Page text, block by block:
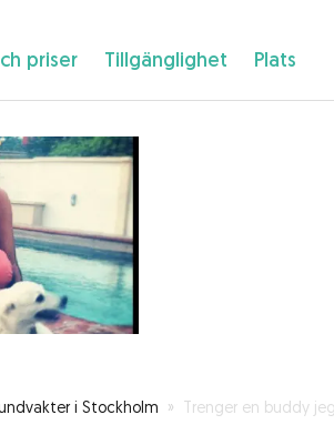
priser Tillgänglighet Plats
i Stockholm » Trenger en buddy jeg